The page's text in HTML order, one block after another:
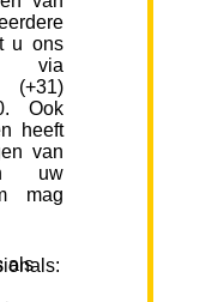
u ons
via
(+31)
Ook
heeft
van
uw
mag